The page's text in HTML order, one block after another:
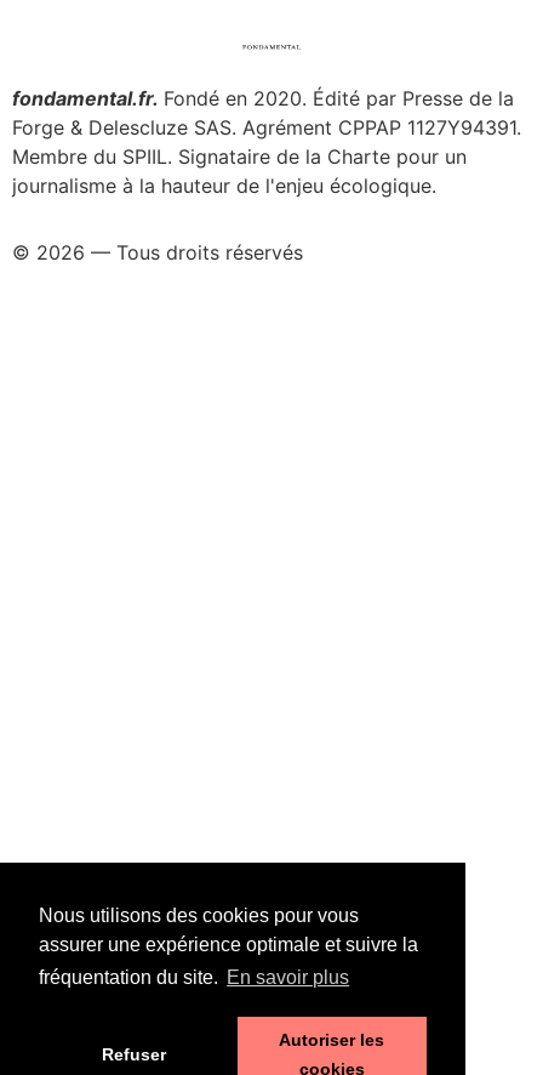
Nous utilisons des cookies pour vous
assurer une expérience optimale et suivre la
fréquentation du site. En savoir plus
Refuser
Autoriser les
cookies
fondamental.fr. Fondé en 2020. Édité par Presse de la
Forge & Delescluze SAS. Agrément CPPAP 1127Y94391.
Membre du SPIIL. Signataire de la Charte pour un
journalisme à la hauteur de l'enjeu écologique.
© 2026 — Tous droits réservés